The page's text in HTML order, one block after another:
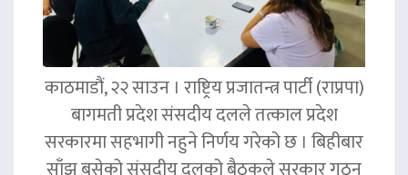
काठमाडौं, २२ साउन । राष्ट्रिय प्रजातन्त्र पार्टी (राप्रपा)
बागमती प्रदेश संसदीय दलले तत्काल प्रदेश
सरकारमा सहभागी नहुने निर्णय गरेको छ । बिहीबार